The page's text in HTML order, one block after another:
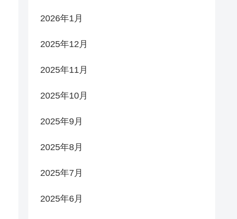
2026年1月
2025年12月
2025年11月
2025年10月
2025年9月
2025年8月
2025年7月
2025年6月